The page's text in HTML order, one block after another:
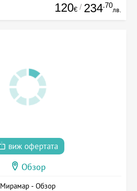
120€ / 234.70
лв.
виж офертата
Обзор
Мирамар - Обзор